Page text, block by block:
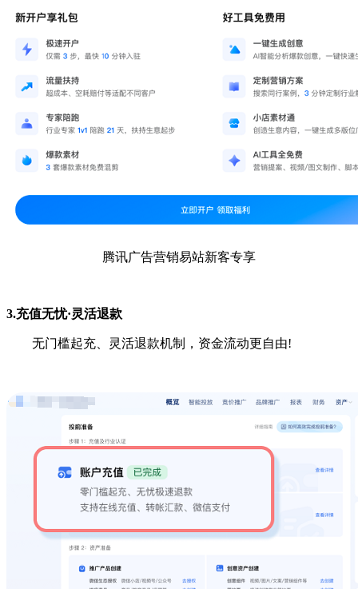
腾讯广告营销易站新客专享
3.充值无忧·灵活退款
无门槛起充、灵活退款机制，资金流动更自由!